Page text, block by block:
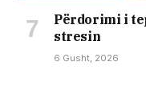
Përdorimi i
stresin
6 Gusht, 2026